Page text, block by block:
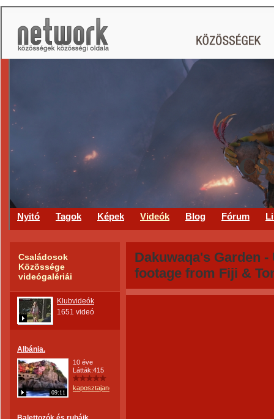
Nyitó Tagok Képek Videók Blog Fórum
Családosok
Közössége
videógalériái
Klubvideók
1651 videó
Albánia.
09:11
10 éve
Látták:415
kaposztajanos
Dakuwaqa's Garden -
footage from Fiji &